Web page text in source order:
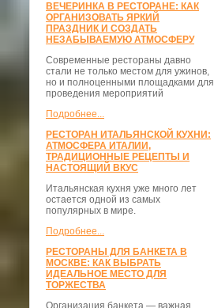
ВЕЧЕРИНКА В РЕСТОРАНЕ: КАК
ОРГАНИЗОВАТЬ ЯРКИЙ
ПРАЗДНИК И СОЗДАТЬ
НЕЗАБЫВАЕМУЮ АТМОСФЕРУ
Современные рестораны давно
стали не только местом для ужинов,
но и полноценными площадками для
проведения мероприятий
Подробнее...
РЕСТОРАН ИТАЛЬЯНСКОЙ КУХНИ:
АТМОСФЕРА ИТАЛИИ,
ТРАДИЦИОННЫЕ РЕЦЕПТЫ И
НАСТОЯЩИЙ ВКУС
Итальянская кухня уже много лет
остается одной из самых
популярных в мире.
Подробнее...
РЕСТОРАНЫ ДЛЯ БАНКЕТА В
МОСКВЕ: КАК ВЫБРАТЬ
ИДЕАЛЬНОЕ МЕСТО ДЛЯ
ТОРЖЕСТВА
Организация банкета — важная